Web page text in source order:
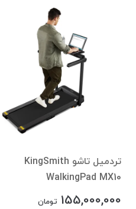
تردمیل تاشو KingSmith
WalkingPad MX10
155,000,000 تومان